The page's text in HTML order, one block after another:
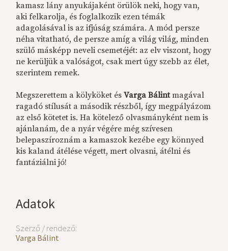
Adatok
Szerző / rendező:
Varga Bálint
kamasz lány anyukájaként örülök neki, hogy van,
aki felkarolja, és foglalkozik ezen témák
adagolásával is az ifjúság számára. A mód persze
néha vitatható, de persze amíg a világ világ, minden
szülő másképp neveli csemetéjét: az elv viszont, hogy
ne kerüljük a valóságot, csak mert úgy szebb az élet,
szerintem remek.
Megszerettem a kölyköket ésVarga Bálintmagával
ragadó stílusát a második részből, így megpályázom
az első kötetet is. Ha kötelező olvasmányként nem is
ajánlanám, de a nyár végére még szívesen
belepaszíroznám a kamaszok kezébe egy könnyed
kis kaland átélése végett, mert olvasni, átélni és
fantáziálni jó!